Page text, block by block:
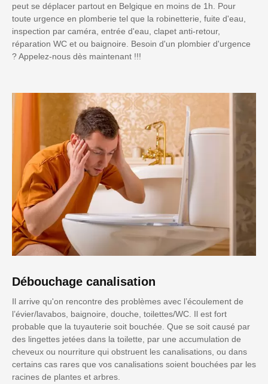
peut se déplacer partout en Belgique en moins de 1h. Pour
toute urgence en plomberie tel que la robinetterie, fuite d'eau,
inspection par caméra, entrée d'eau, clapet anti-retour,
réparation WC et ou baignoire. Besoin d'un plombier d'urgence
? Appelez-nous dès maintenant !!!
Débouchage canalisation
Il arrive qu'on rencontre des problèmes avec l’écoulement de
l’évier/lavabos, baignoire, douche, toilettes/WC. Il est fort
probable que la tuyauterie soit bouchée. Que se soit causé par
des lingettes jetées dans la toilette, par une accumulation de
cheveux ou nourriture qui obstruent les canalisations, ou dans
certains cas rares que vos canalisations soient bouchées par les
racines de plantes et arbres.